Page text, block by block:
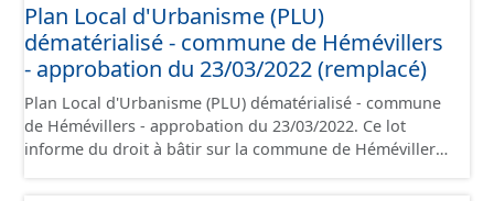
contient les pièces administratives, le rapport de
présentation, le PADD, le règlement (à l'exception des
plans de zonages), les annexes, les orientations
d'aménagement et les données géographiques. Malgré
l'attention portée à la création de ces données, il est
rappelé que seuls les documents papier font foi et sont
opposables d'un point de vue juridique.
Plan Local d'Urbanisme (PLU)
dématérialisé - commune de Hémévillers
- approbation du 23/03/2022 (remplacé)
Plan Local d'Urbanisme (PLU) dématérialisé - commune
de Hémévillers - approbation du 23/03/2022. Ce lot
informe du droit à bâtir sur la commune de Hémévillers.